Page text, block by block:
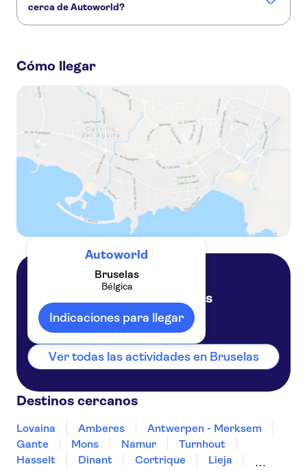
cerca de Autoworld?
Grand Place de Bruselas
Cómo llegar
Autoworld
Bruselas
Bélgica
Indicaciones para llegar
Bruselas
Bélgica
Ver todas las actividades en Bruselas
Destinos cercanos
Lovaina Amberes
Antwerpen - Merksem
Gante
Mons Namur
Turnhout
Hasselt
Dinant Cortrique
Lieja